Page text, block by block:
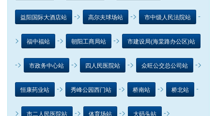
益阳国际大酒店站 -> 高尔夫球场站 -> 市中级人民法院站 -
> 福中福站 -> 朝阳工商局站 -> 市建设局(海棠路办公区)站
-> 市政务中心站 -> 四人民医院站 -> 众旺公交总公司站 ->
恒康药业站 -> 秀峰公园西门站 -> 桥南站 -> 桥北站 -
> 市二人民医院站 -> 体育场站 -> 大码头站 ->